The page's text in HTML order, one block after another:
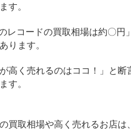
す。
コードの買取相場は約〇円
ります。
高く売れるのはココ！」と断
す。
買取相場や高く売れるお店は、